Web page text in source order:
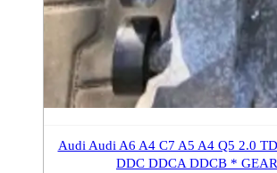
Audi Audi A6 A4 C7 A5 A4 Q5 2.0
DDC DDCA DDCB *